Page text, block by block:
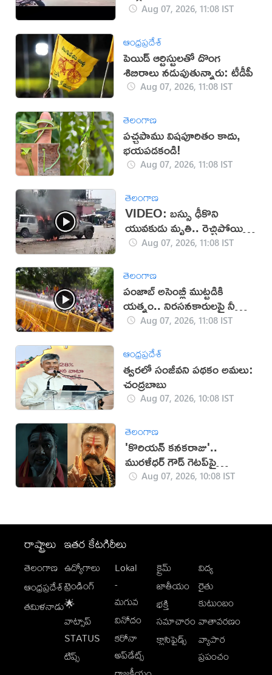
Aug 07, 2026, 11:08 IST
ఆంధ్రప్రదేశ్
పెయిడ్ ఆర్టిస్టులతో దొంగ
శిబిరాలు నడుపుతున్నారు: టీడీపీ
Aug 07, 2026, 11:08 IST
తెలంగాణ
పచ్చపాము విషపూరితం కాదు,
భయపడకండి!
Aug 07, 2026, 11:08 IST
తెలంగాణ
VIDEO: బస్సు ఢీకొని
యువకుడు మృతి.. రెచ్చిపోయిన
స్థానికులు!
Aug 07, 2026, 11:08 IST
తెలంగాణ
పంజాబ్ అసెంబ్లీ ముట్టడికి
యత్నం.. నిరసనకారులపై నీళ్ల
ఫిరంగులు!
Aug 07, 2026, 11:08 IST
ఆంధ్రప్రదేశ్
త్వరలో సంజీవని పథకం అమలు:
చంద్రబాబు
Aug 07, 2026, 10:08 IST
తెలంగాణ
'కొరియన్ కనకరాజు'..
మురళీధర్ గౌడ్ గెటప్‌పై
విమర్శలు!
Aug 07, 2026, 10:08 IST
రాష్ట్రాలు
తెలంగాణ
ఆంధ్రప్రదేశ్
తమిళనాడు
ఇతర కేటగిరీలు
ఉద్యోగాలు
ట్రెండింగ్
🌟
వాట్సాప్
STATUS
టిప్స్
Lokal
-
మగువ
వినోదం
కరోనా
అప్‌డేట్స్
క్రైమ్
జాతీయం
భక్తి
సమాచారం
క్లాసిఫైడ్స్
విద్య
రైతు
కుటుంబం
వాతావరణం
వ్యాపార
ప్రపంచం